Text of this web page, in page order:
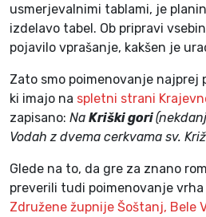
usmerjevalnimi tablami, je
izdelavo tabel. Ob pripravi
pojavilo vprašanje, kakšen je
Zato smo poimenovanje najprej
ki imajo na spletni strani
zapisano: Na Kriški gori
Vodah z dvema cerkvama sv.
Glede na to, da gre za znano
preverili tudi poimenovanje vrha
Združene župnije Šoštanj, Bele